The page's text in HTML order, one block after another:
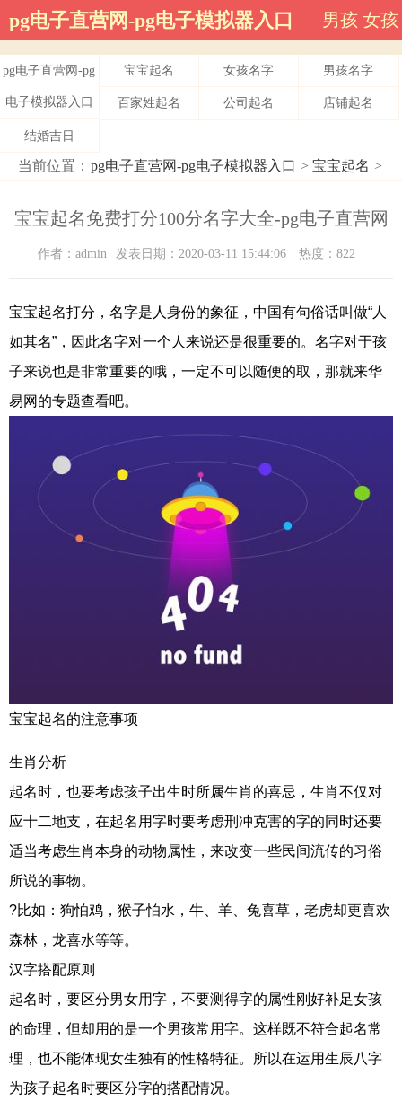
pg电子直营网-pg电子模拟器入口 男孩 女孩
pg电子直营网-pg
电子模拟器入口
宝宝起名 女孩名字 男孩名字
百家姓起名 公司起名 店铺起名
结婚吉日
当前位置： pg电子直营网-pg电子模拟器入口 > 宝宝起名 >
宝宝起名免费打分100分名字大全-pg电子直营网
作者：admin 发表日期：2020-03-11 15:44:06 热度：822
宝宝起名打分，名字是人身份的象征，中国有句俗话叫做“人
如其名”，因此名字对一个人来说还是很重要的。名字对于孩
子来说也是非常重要的哦，一定不可以随便的取，那就来华
易网的专题查看吧。
宝宝起名的注意事项
生肖分析
起名时，也要考虑孩子出生时所属生肖的喜忌，生肖不仅对
应十二地支，在起名用字时要考虑刑冲克害的字的同时还要
适当考虑生肖本身的动物属性，来改变一些民间流传的习俗
所说的事物。
?比如：狗怕鸡，猴子怕水，牛、羊、兔喜草，老虎却更喜欢
森林，龙喜水等等。
汉字搭配原则
起名时，要区分男女用字，不要测得字的属性刚好补足女孩
的命理，但却用的是一个男孩常用字。这样既不符合起名常
理，也不能体现女生独有的性格特征。所以在运用生辰八字
为孩子起名时要区分字的搭配情况。